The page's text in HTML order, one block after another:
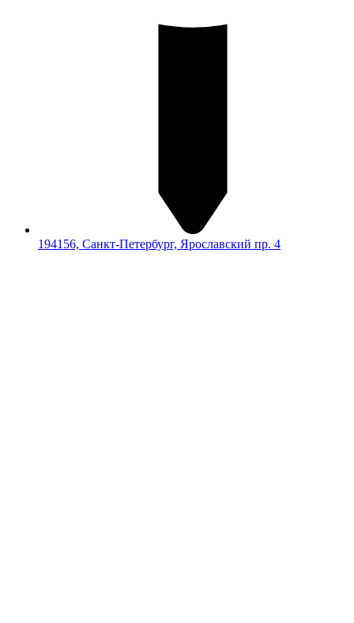
194156, Санкт-Петербург, Ярославский пр. 4